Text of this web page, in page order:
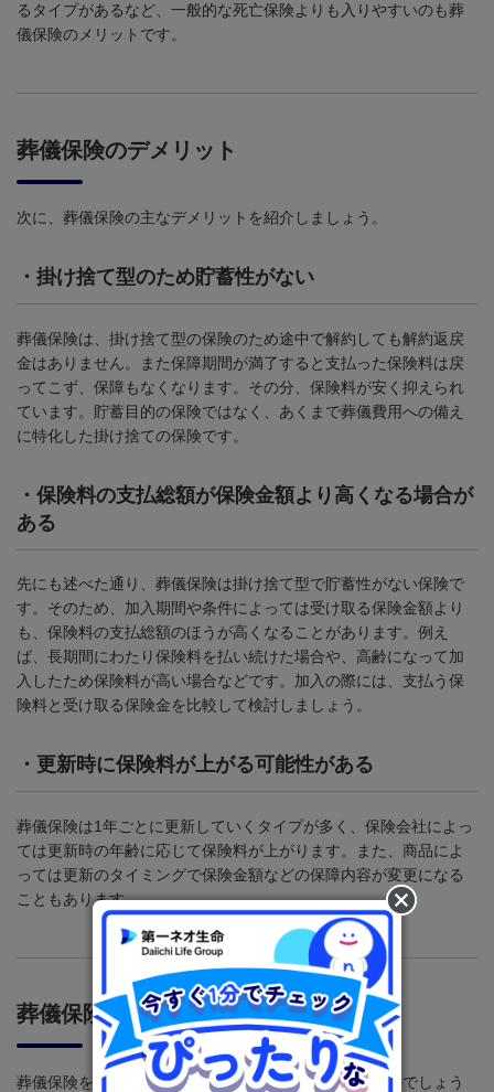
るタイプがあるなど、一般的な死亡保険よりも入りやすいのも葬
儀保険のメリットです。
葬儀保険のデメリット
次に、葬儀保険の主なデメリットを紹介しましょう。
・ 掛け捨て型のため貯蓄性がない
葬儀保険は、掛け捨て型の保険のため途中で解約しても解約返戻
金はありません。また保障期間が満了すると支払った保険料は戻
ってこず、保障もなくなります。その分、保険料が安く抑えられ
ています。貯蓄目的の保険ではなく、あくまで葬儀費用への備え
に特化した掛け捨ての保険です。
・ 保険料の支払総額が保険金額より高くなる場合が
ある
先にも述べた通り、葬儀保険は掛け捨て型で貯蓄性がない保険で
す。そのため、加入期間や条件によっては受け取る保険金額より
も、保険料の支払総額のほうが高くなることがあります。例え
ば、長期間にわたり保険料を払い続けた場合や、高齢になって加
入したため保険料が高い場合などです。加入の際には、支払う保
険料と受け取る保険金を比較して検討しましょう。
・ 更新時に保険料が上がる可能性がある
葬儀保険は1年ごとに更新していくタイプが多く、保険会社によっ
ては更新時の年齢に応じて保険料が上がります。また、商品によ
っては更新のタイミングで保険金額などの保障内容が変更になる
こともあります。
葬儀保険を選ぶ時のポイント
葬儀保険を選ぶ際にはどんなことに気をつけたらよいのでしょう